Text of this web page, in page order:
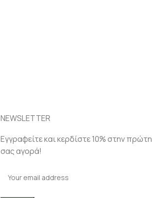
NEWSLETTER
Εγγραφείτε και κερδίστε 10% στην πρώτη
σας αγορά!